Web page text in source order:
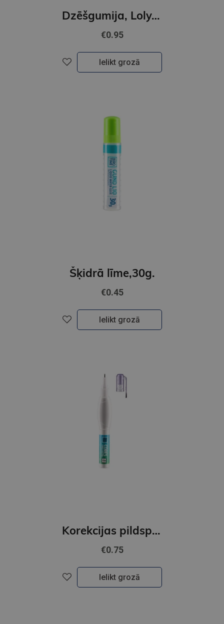
Dzēšgumija, Loly, Macaron
€0.95
Ielikt grozā
Šķidrā līme,30g.
€0.45
Ielikt grozā
Korekcijas pildspalva,7 ml.
€0.75
Ielikt grozā